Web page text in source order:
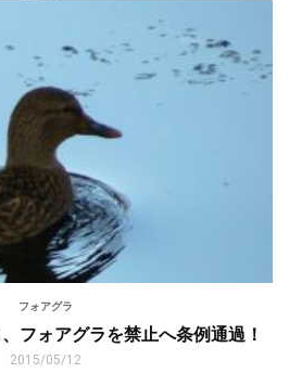
フォアグラ
フォアグラを禁止へ条例通過！
2015/05/12